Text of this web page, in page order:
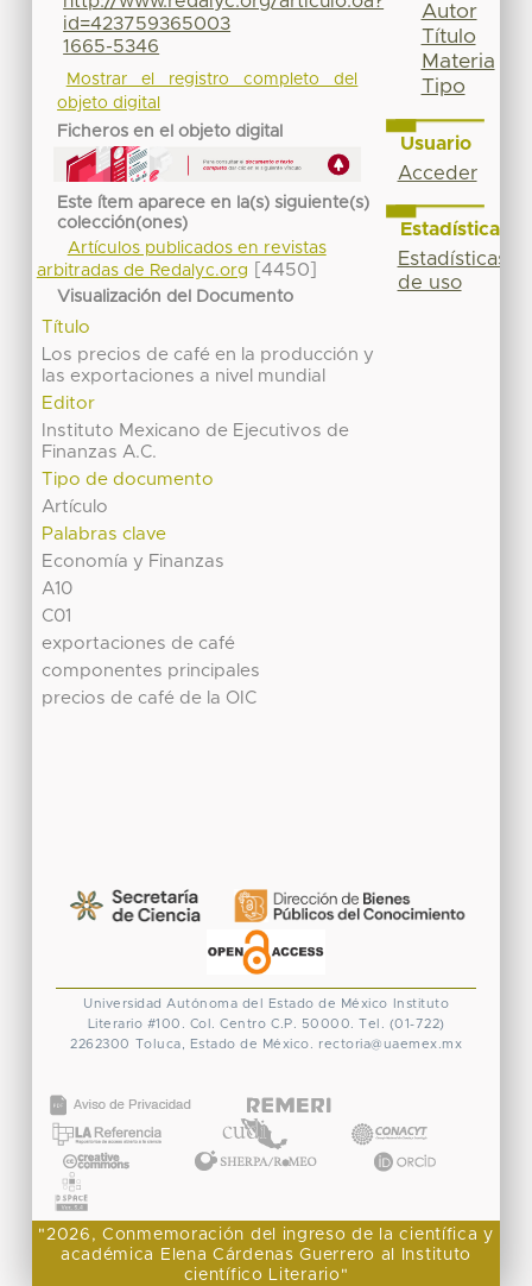
id=423759365003
1665-5346
Mostrar el registro completo del
objeto digital
Ficheros en el objeto digital
Este ítem aparece en la(s) siguiente(s)
colección(ones)
Artículos publicados en revistas
arbitradas de Redalyc.org
[4450]
Visualización del Documento
Título
Los precios de café en la producción y
las exportaciones a nivel mundial
Editor
Instituto Mexicano de Ejecutivos de
Finanzas A.C.
Tipo de documento
Artículo
Palabras clave
Economía y Finanzas
A10
C01
exportaciones de café
componentes principales
precios de café de la OIC
Autor
Título
Materia
Tipo
Usuario
Acceder
Estadísticas
Estadísticas
de uso
Universidad Autónoma del Estado de México
Instituto
Literario #100. Col. Centro C.P. 50000. Tel. (01-722)
2262300 Toluca, Estado de México. rectoria@uaemex.mx
"2026, Conmemoración del ingreso de la científica y
académica Elena Cárdenas Guerrero al Instituto
científico Literario"